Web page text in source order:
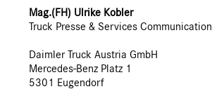
Mag.(FH) Ulrike Kobler
Truck Presse & Services Communication
Daimler Truck Austria GmbH
Mercedes-Benz Platz 1
5301 Eugendorf